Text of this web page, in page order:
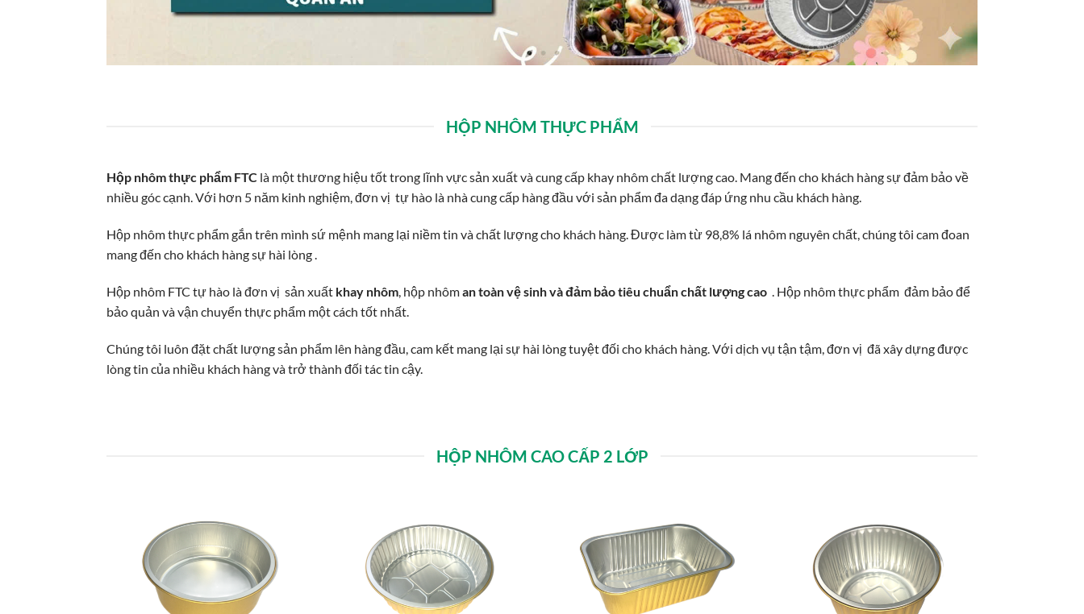
HỘP NHÔM THỰC PHẨM
Hộp nhôm thực phẩm FTC là một thương hiệu tốt trong lĩnh vực sản xuất và cung cấp khay nhôm chất lượng cao. Mang đến cho khách hàng sự đảm bảo về
nhiều góc cạnh. Với hơn 5 năm kinh nghiệm, đơn vị tự hào là nhà cung cấp hàng đầu với sản phẩm đa dạng đáp ứng nhu cầu khách hàng.
Hộp nhômthực phẩm gắn trên mình sứ mệnh mang lại niềm tin và chất lượng cho khách hàng. Được làm từ 98,8% lá nhôm nguyên chất, chúng tôi cam đoan
mang đến cho khách hàng sự hài lòng .
Hộp nhôm FTC tự hào là đơn vị sản xuất khay nhôm , hộp nhôman toàn vệ sinh và đảm bảo tiêu chuẩn chất lượng cao
. Hộp nhôm thực phẩm đảm bảo để
bảo quản và vận chuyển thực phẩm một cách tốt nhất.
Chúng tôi luôn đặt chất lượng sản phẩm lên hàng đầu, cam kết mang lại sự hài lòng tuyệt đối cho khách hàng. Với dịch vụ tận tậm, đơn vị đã xây dựng được
lòng tin của nhiều khách hàng và trở thành đối tác tin cậy.
HỘP NHÔM CAO CẤP 2 LỚP